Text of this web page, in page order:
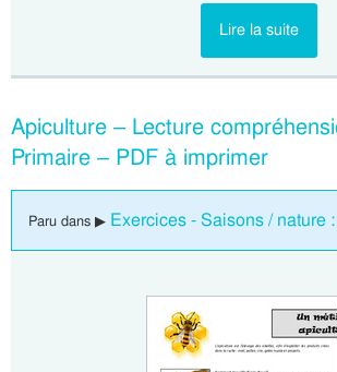
Lire la suite
Apiculture – Lecture
Primaire – PDF à imprimer
Paru dans ▶ Exercices - Saisons / nature